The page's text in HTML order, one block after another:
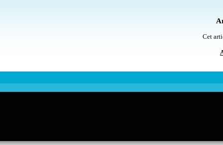
Cet